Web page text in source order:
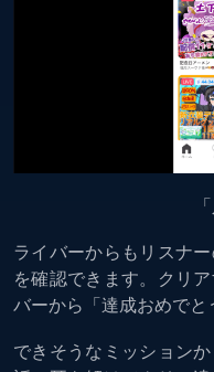
ライバーからもリスナ
を確認できます。クリ
バーから「達成おめでと
できそうなミッション